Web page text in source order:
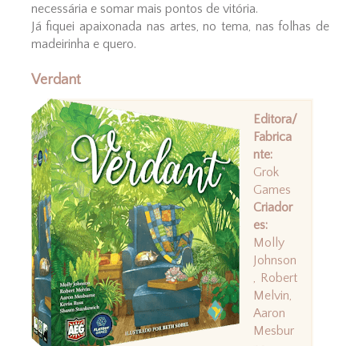
necessária e somar mais pontos de vitória.
Já fiquei apaixonada nas artes, no tema, nas folhas de
madeirinha e quero.
Verdant
Editora/
Fabrica
nte:
Grok
Games
Criador
es:
Molly
Johnson
, Robert
Melvin,
Aaron
Mesbur